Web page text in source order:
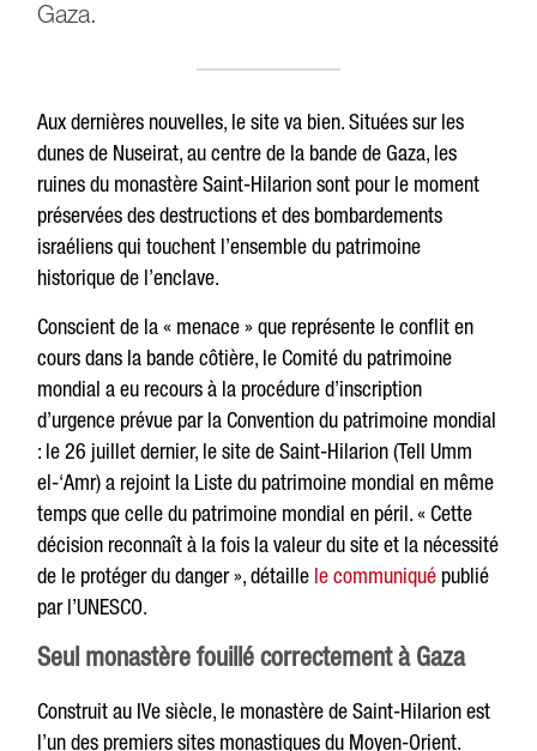
Gaza.
Aux dernières nouvelles, le site va bien. Situées sur les
dunes de Nuseirat, au centre de la bande de Gaza, les
ruines du monastère Saint-Hilarion sont pour le moment
préservées des destructions et des bombardements
israéliens qui touchent l’ensemble du patrimoine
historique de l’enclave.
Conscient de la « menace » que représente le conflit en
cours dans la bande côtière, le Comité du patrimoine
mondial a eu recours à la procédure d’inscription
d’urgence prévue par la Convention du patrimoine mondial
: le 26 juillet dernier, le site de Saint-Hilarion (Tell Umm
el-‘Amr) a rejoint la Liste du patrimoine mondial en même
temps que celle du patrimoine mondial en péril. « Cette
décision reconnaît à la fois la valeur du site et la nécessité
de le protéger du danger », détaille le communiqué publié
par l’UNESCO.
Seul monastère fouillé correctement à Gaza
Construit au IVe siècle, le monastère de Saint-Hilarion est
l’un des premiers sites monastiques du Moyen-Orient.